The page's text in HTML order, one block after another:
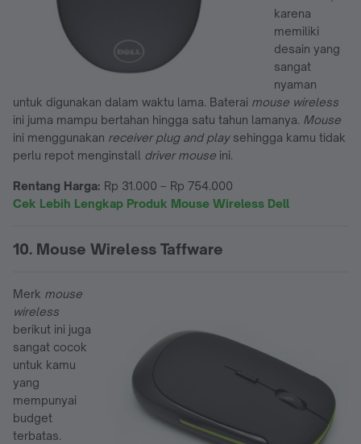
karena
memiliki
desain yang
sangat
nyaman
untuk digunakan dalam waktu lama. Baterai mouse wireless
ini juma mampu bertahan hingga satu tahun lamanya. Mouse
ini menggunakan receiver plug and playsehingga kamu tidak
perlu repot menginstall driver mouse ini.
Rentang Harga: Rp 31.000 – Rp 754.000
Cek Lebih Lengkap Produk Mouse Wireless Dell
10. Mouse Wireless Taffware
Merk mouse
wireless
berikut ini juga
sangat cocok
untuk kamu
yang
mempunyai
budget
terbatas.